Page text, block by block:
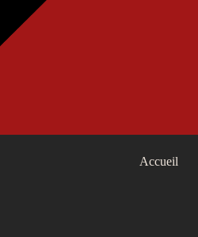
Accueil